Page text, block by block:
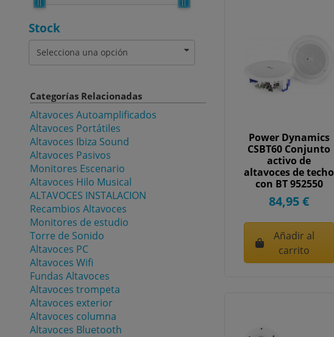
Power Dynamics
CSBT60 Conjunto
activo de
altavoces de techo
con BT 952550
84,95 €
Añadir al
carrito
Fonestar
WORK Pro
Power Dynamics(61)
Stock
Categorías Relacionadas
Altavoces Autoamplificados
Altavoces Portátiles
Altavoces Ibiza Sound
Altavoces Pasivos
Monitores Escenario
Altavoces Hilo Musical
ALTAVOCES INSTALACION
Recambios Altavoces
Monitores de estudio
Torre de Sonido
Altavoces PC
Altavoces Wifi
Fundas Altavoces
Altavoces trompeta
Altavoces exterior
Altavoces columna
Altavoces Bluetooth